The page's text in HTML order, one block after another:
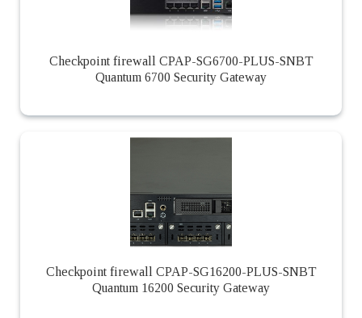
Checkpoint firewall CPAP-SG6700-PLUS-SNBT
Quantum 6700 Security Gateway
Checkpoint firewall CPAP-SG16200-PLUS-SNBT
Quantum 16200 Security Gateway